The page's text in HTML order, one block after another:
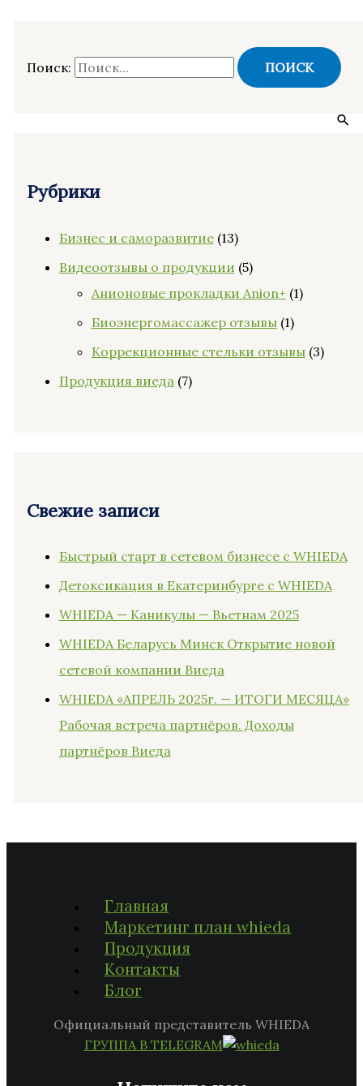
Поиск:
Рубрики
Бизнес и саморазвитие(13)
Видеоотзывы о продукции (5)
Анионовые прокладки Anion+ (1)
Биоэнергомассажер отзывы(1)
Коррекционные стельки отзывы(3)
Продукция виеда (7)
Свежие записи
Быстрый старт в сетевом бизнесе с WHIEDA
Детоксикация в Екатеринбурге с WHIEDA
WHIEDA — Каникулы — Вьетнам 2025
WHIEDA Беларусь Минск Открытие новой
сетевой компании Виеда
WHIEDA «АПРЕЛЬ 2025г. — ИТОГИ МЕСЯЦА»
Рабочая встреча партнёров. Доходы
партнёров Виеда
Главная
Маркетинг план whieda
Продукция
Контакты
Блог
Официальный представитель WHIEDA
ГРУППА В TELEGRAM